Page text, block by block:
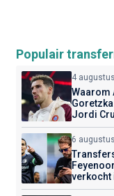
Populair
4 augustus
Waarom
Jordi
6 augustus
verkocht